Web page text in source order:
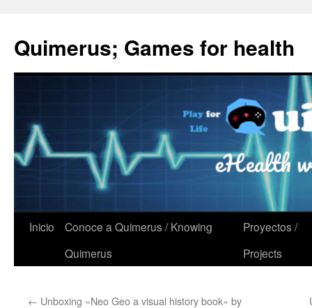
Quimerus; Games for health
Saltar
Inicio
Conoce a Quimerus / Knowing
Quimerus
Proyectos /
Projects
← Unboxing «Neo Geo a visual history book» by